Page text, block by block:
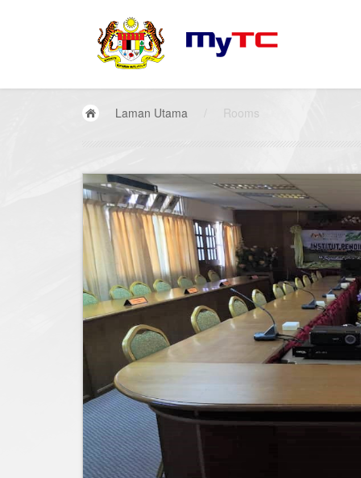
Laman Utama Rooms